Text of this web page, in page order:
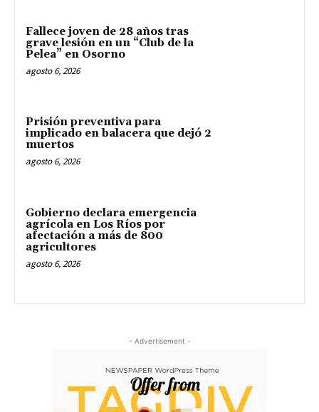
Fallece joven de 28 años tras
grave lesión en un “Club de la
Pelea” en Osorno
agosto 6, 2026
Prisión preventiva para
implicado en balacera que dejó 2
muertos
agosto 6, 2026
Gobierno declara emergencia
agrícola en Los Ríos por
afectación a más de 800
agricultores
agosto 6, 2026
- Advertisement -